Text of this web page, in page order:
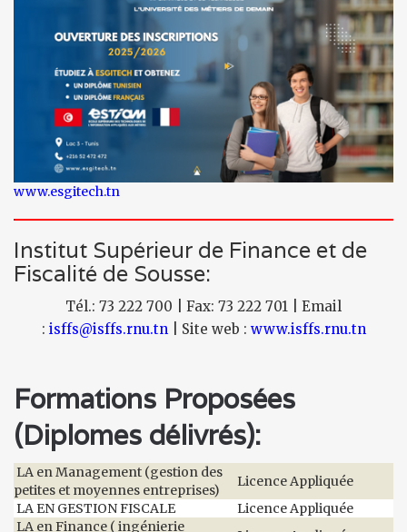
www.esgitech.tn
Institut Supérieur de Finance et de
Fiscalité de Sousse:
Tél.: 73 222 700 | Fax: 73 222 701 | Email
: isffs@isffs.rnu.tn | Site web : www.isffs.rnu.tn
Formations Proposées
(Diplomes délivrés):
LA en Management (gestion des
petites et moyennes entreprises)
Licence Appliquée
LA EN GESTION FISCALE
Licence Appliquée
LA en Finance ( ingénierie